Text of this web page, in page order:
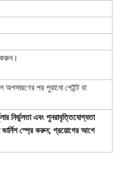
করুন।
অপসারণের পর পুরানো পেইন্ট বা
নির্ভুলতা এবং পুনরাবৃত্তিযোগ্যতা
ভার্নিশ স্প্রে করুন; প্রয়োগের আগে